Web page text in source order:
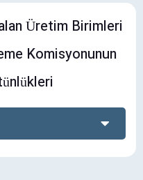
Üretim Birimleri
Komisyonunun